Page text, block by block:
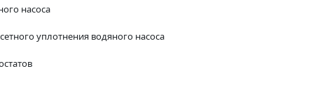
насоса
уплотнения водяного насоса